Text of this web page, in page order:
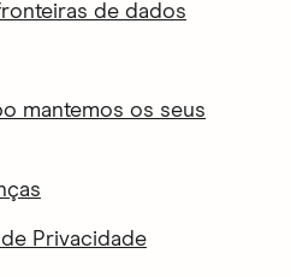
de dados
mantemos os seus
Privacidade